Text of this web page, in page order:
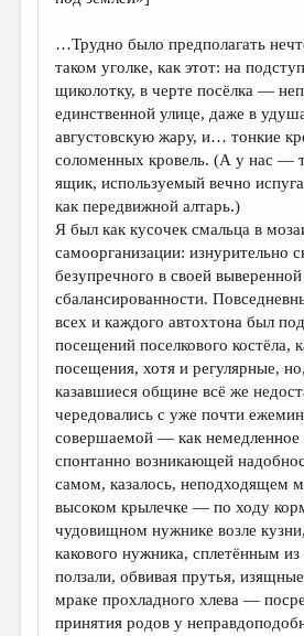
ОТДЕЛЫ И РУБРИКИ
ИЗБРАННОЕ
ДАЙДЖЕСТ
ПРОИЗВЕДЕНИЯ
ПЕРЕВОДЫ
КОНКУРСЫ
ДЕТСКАЯ КОМНАТА
КНИЖНАЯ ПОЛКА
ОБЗОР ЛИТЕРАТУРЫ
СТРАНИЦЫ ПАМЯТИ
ОБЪЯВЛЕНИЯ
РЕДКОЛЛЕГИЯ
ОТ РЕДАКЦИИ
МАЛАЯ ПРОЗА
…Трудно было предполагать
таком уголке, как этот: на
щиколотку, в черте посёлка —
единственной улице, даже в
августовскую жару, и… тонкие
соломенных кровель. (А у нас —
ящик, используемый вечно
как передвижной алтарь.)
Я был как кусочек смальца в
самоорганизации: изнурительно
безупречного в своей выверенной
сбалансированности.
всех и каждого автохтона был
посещений поселкового костёла,
посещения, хотя и регулярные,
казавшиеся общине всё же
чередовались с уже почти
совершаемой — как немедленное
спонтанно возникающей
самом, казалось, неподходящем
высоком крылечке — по ходу
чудовищном нужнике возле
какового нужника, сплетённым
ползали, обвивая прутья,
мраке прохладного хлева —
принятия родов у